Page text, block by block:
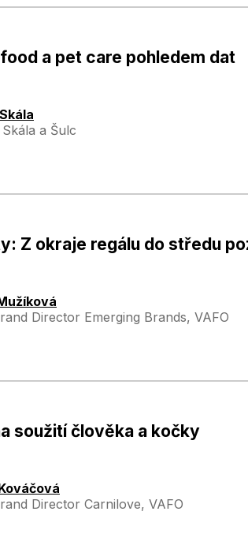
a pet care pohledem dat
a Šulc
Z okraje regálu do středu
Director Emerging Brands, VAFO
soužití člověka a kočky
Director Carnilove, VAFO